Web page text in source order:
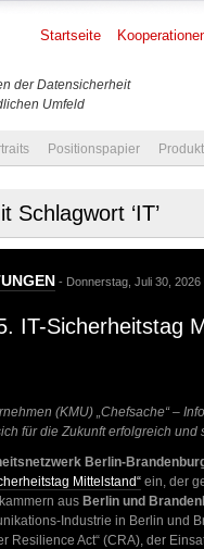
der Datensicherheit
Umfeld
Startseite
Positionspapier
Schlagwort ‘IT’
- Donnerstag, Juli 30, 2026
IT-Sicherheitstag
(KMU) „Chefsache“ –
für die Zukunft erfolgreich und
Berlin-
Mittelstand“ ein, der
aus Berlin und
Industrie in Berlin und
Resilience Act“ (CRA), der